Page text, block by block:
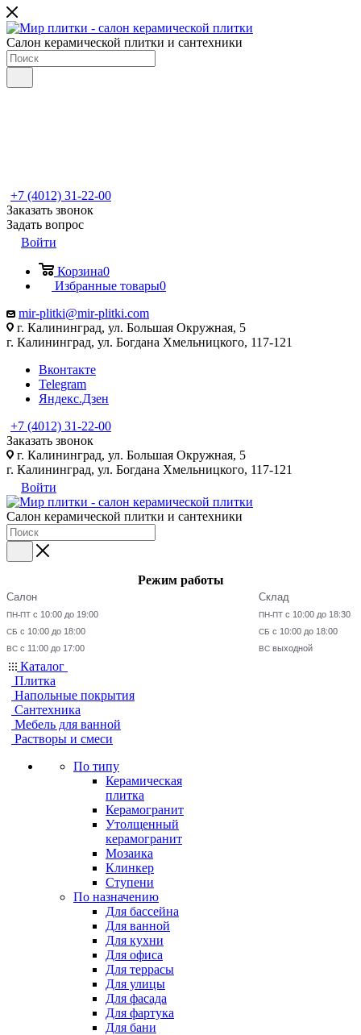
Салон керамической плитки и сантехники
+7 (4012) 31-22-00
Заказать звонок
Задать вопрос
Войти
Корзина0
Избранные товары0
mir-plitki@mir-plitki.com
г. Калининград, ул. Большая Окружная, 5
г. Калининград, ул. Богдана Хмельницкого, 117-121
Вконтакте
Telegram
Яндекс.Дзен
+7 (4012) 31-22-00
Заказать звонок
г. Калининград, ул. Большая Окружная, 5
г. Калининград, ул. Богдана Хмельницкого, 117-121
Войти
Салон керамической плитки и сантехники
Режим работы
Салон
ПН-ПТ с 10:00 до 19:00
СБ с 10:00 до 18:00
ВС с 11:00 до 17:00
Склад
ПН-ПТ с 10:00 до 18:30
СБ с 10:00 до 18:00
ВС выходной
Каталог
Плитка
Напольные покрытия
Сантехника
Мебель для ванной
Растворы и смеси
По типу
Керамическая
плитка
Керамогранит
Утолщенный
керамогранит
Мозаика
Клинкер
Ступени
По назначению
Для бассейна
Для ванной
Для кухни
Для офиса
Для террасы
Для улицы
Для фасада
Для фартука
Для бани